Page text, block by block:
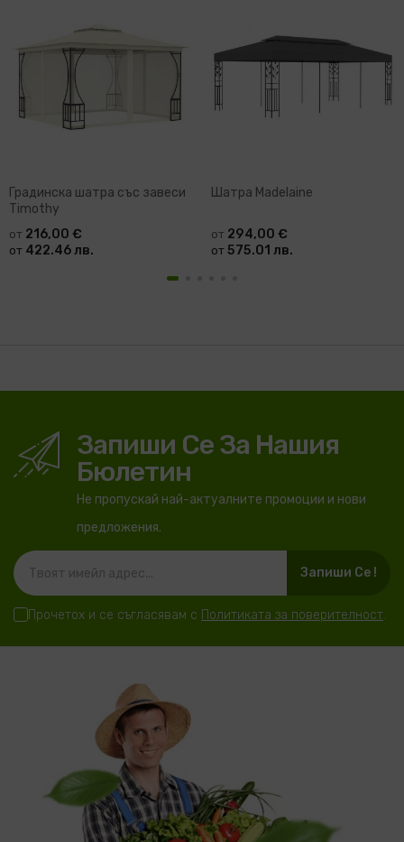
Градинска шатра със завеси
Timothy
от 216,00 €
от 422.46 лв.
Шатра Madelaine
от 294,00 €
от 575.01 лв.
Запиши Се За Нашия
Бюлетин
Не пропускай най-актуалните промоции и нови
предложения.
Запиши Се !
Прочетох и се съгласявам с Политиката за поверителност.